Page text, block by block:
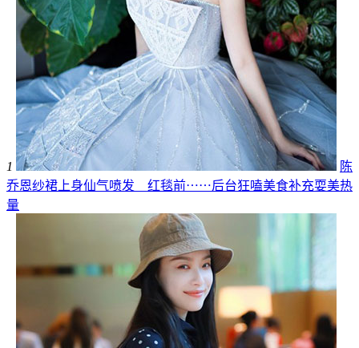
1
陈
乔恩纱裙上身仙气喷发 红毯前⋯⋯后台狂嗑美食补充耍美热
量